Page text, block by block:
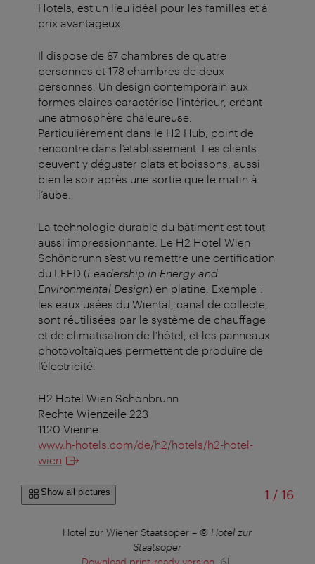
Hotels, est un lieu idéal pour les familles et à
prix avantageux.
Il dispose de 87 chambres de quatre
personnes et 178 chambres de deux
personnes. Un design contemporain aux
formes claires caractérise l’intérieur, créant
une atmosphère chaleureuse.
Particulièrement dans le H2 Hub, point de
rencontre dans l’établissement. Les clients
peuvent y déguster plats et boissons, aussi
bien le soir après une sortie que le matin à
l’aube.
La technologie durable du bâtiment est tout
aussi impressionnante. Le H2 Hotel Wien
Schönbrunn s’est vu remettre une certification
du LEED (Leadership in Energy and
Environmental Design) en platine. Exemple :
les eaux usées du Wiental, canal de collecte,
sont réutilisées par le système de chauffage
et de climatisation de l’hôtel, et les panneaux
photovoltaïques permettent de produire de
l’électricité.
H2 Hotel Wien Schönbrunn
Rechte Wienzeile 223
1120 Vienne
www.h-hotels.com/de/h2/hotels/h2-hotel-
wien
Show all pictures 1 /of
16
Hotel zur Wiener Staatsoper– © Hotel zur
Staatsoper